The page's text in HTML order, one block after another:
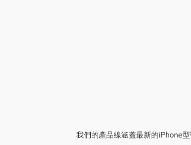
我們的產品線涵蓋最新的iPhone